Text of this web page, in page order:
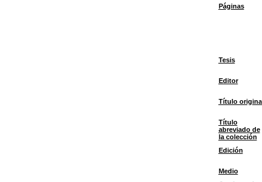
Páginas
Tesis
Editor
Título
Título
abreviado de
la colección
Edición
Medio